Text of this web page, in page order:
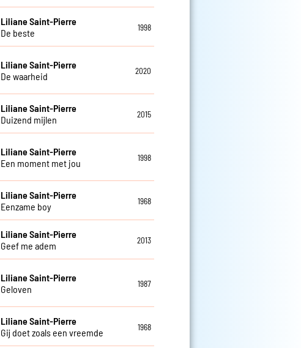
Liliane Saint-Pierre
De beste
1998
Liliane Saint-Pierre
De waarheid
2020
Liliane Saint-Pierre
Duizend mijlen
2015
Liliane Saint-Pierre
Een moment met jou
1998
Liliane Saint-Pierre
Eenzame boy
1968
Liliane Saint-Pierre
Geef me adem
2013
Liliane Saint-Pierre
Geloven
1987
Liliane Saint-Pierre
Gij doet zoals een vreemde
1968